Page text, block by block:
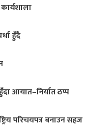
हुँदै
आयात–निर्यात ठप्प
परिचयपत्र बनाउन सहज